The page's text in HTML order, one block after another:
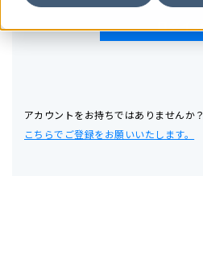
アカウントをお持ちではありませんか？
こちらでご登録をお願いいたします。